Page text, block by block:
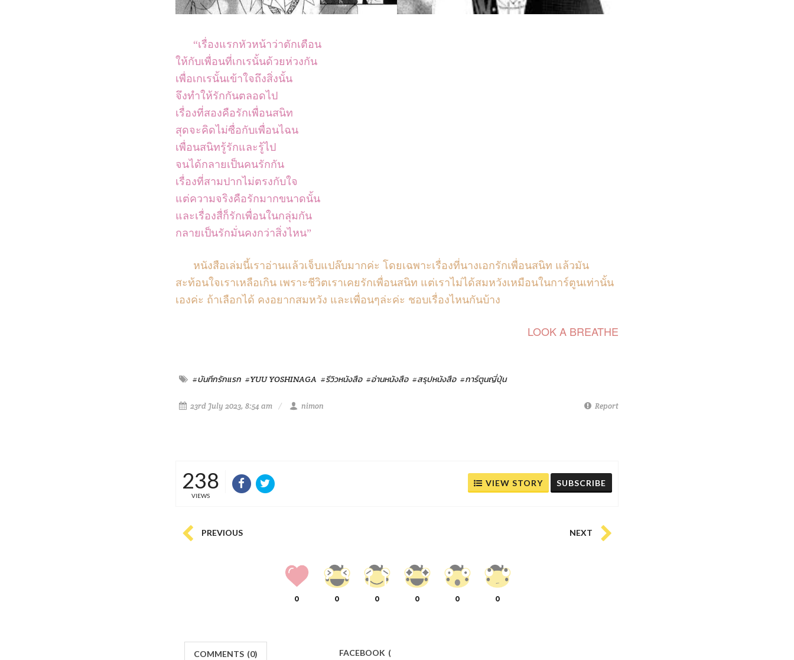
“เรื่องแรกหัวหน้าว่าตักเตือน
ให้กับเพื่อนที่เกเรนั้นด้วยห่วงกัน
เพื่อเกเรนั้นเข้าใจถึงสิ่งนั้น
จึงทำให้รักกันตลอดไป
เรื่องที่สองคือรักเพื่อนสนิท
สุดจะคิดไม่ซื่อกับเพื่อนไฉน
เพื่อนสนิทรู้รักและรู้ไป
จนได้กลายเป็นคนรักกัน
เรื่องที่สามปากไม่ตรงกับใจ
แต่ความจริงคือรักมากขนาดนั้น
และเรื่องสื่ก็รักเพื่อนในกลุ่มกัน
กลายเป็นรักมั่นคงกว่าสิ่งไหน”
หนังสือเล่มนี้เราอ่านแล้วเจ็บแปล๊บมากค่ะ โดยเฉพาะเรื่องที่นางเอกรักเพื่อนสนิท แล้วมัน
สะท้อนใจเราเหลือเกิน เพราะชีวิตเราเคยรักเพื่อนสนิท แต่เราไม่ได้สมหวังเหมือนในการ์ตูนเท่านั้น
เองค่ะ ถ้าเลือกได้ คงอยากสมหวัง และเพื่อนๆล่ะค่ะ ชอบเรื่องไหนกันบ้าง
LOOK A BREATHE
#บันทึกรักแรก #YUU YOSHINAGA #รีวิวหนังสือ #อ่านหนังสือ #สรุปหนังสือ #การ์ตูนญี่ปุ่น
23rd July 2023, 8:54 am nimon Report
238
VIEWS
VIEW STORY SUBSCRIBE
PREVIOUS NEXT
0 0 0 0 0 0
COMMENTS (0) FACEBOOK (